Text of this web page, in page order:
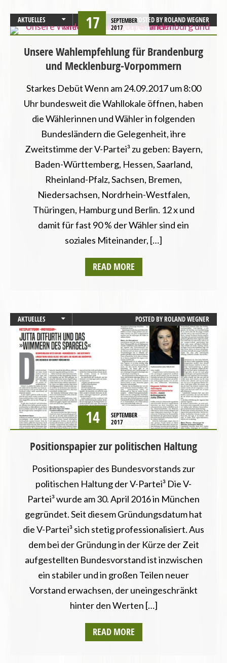
AKTUELLES
BUNDESTAGSWAHL
POSTED BYROLAND WEGNER
17
SEPTEMBER
2017
Unsere Wahlempfehlung für Brandenburg
und Mecklenburg-Vorpommern
Starkes Debüt Wenn am 24.09.2017 um 8:00
Uhr bundesweit die Wahllokale öffnen, haben
die Wählerinnen und Wähler in folgenden
Bundesländern die Gelegenheit, ihre
Zweitstimme der V-Partei³ zu geben: Bayern,
Baden-Württemberg, Hessen, Saarland,
Rheinland-Pfalz, Sachsen, Bremen,
Niedersachsen, Nordrhein-Westfalen,
Thüringen, Hamburg und Berlin. 12 x und
damit für fast 90 % der Wähler sind ein
soziales Miteinander, […]
READ MORE
AKTUELLES
LANDESVERBÄNDE
POSTED BYROLAND WEGNER
14
SEPTEMBER
2017
Positionspapier zur politischen Haltung
Positionspapier des Bundesvorstands zur
politischen Haltung der V-Partei³ Die V-
Partei³ wurde am 30. April 2016 in München
gegründet. Seit diesem Gründungsdatum hat
die V-Partei³ sich stetig professionalisiert. Aus
dem bei der Gründung in der Kürze der Zeit
aufgestellten Bundesvorstand ist inzwischen
ein stabiler und in großen Teilen neuer
Vorstand erwachsen, der uneingeschränkt
hinter den Werten […]
READ MORE